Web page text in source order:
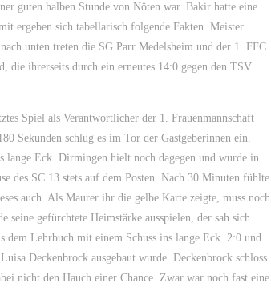
guten halben Stunde von Nöten war. Bakir hatte eine
ergeben sich tabellarisch folgende Fakten. Meister
unten treten die SG Parr Medelsheim und der 1. FFC
die ihrerseits durch ein erneutes 14:0 gegen den TSV
Spiel als Verantwortlicher der 1. Frauenmannschaft
Sekunden schlug es im Tor der Gastgeberinnen ein.
lange Eck. Dirmingen hielt noch dagegen und wurde in
des SC 13 stets auf dem Posten. Nach 30 Minuten fühlte
auch. Als Maurer ihr die gelbe Karte zeigte, muss noch
gefürchtete Heimstärke ausspielen, der sah sich
dem Lehrbuch mit einem Schuss ins lange Eck. 2:0 und
Deckenbrock ausgebaut wurde. Deckenbrock schloss
nicht den Hauch einer Chance. Zwar war noch fast eine